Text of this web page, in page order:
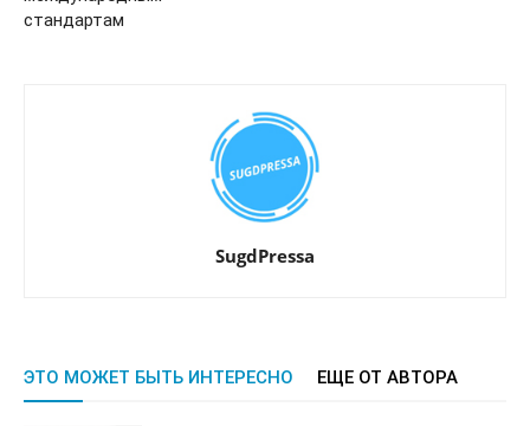
стандартам
SugdPressa
ЭТО МОЖЕТ БЫТЬ ИНТЕРЕСНО ЕЩЕ ОТ АВТОРА